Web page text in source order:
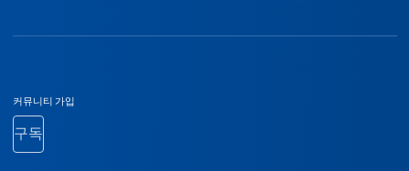
바닥글 탐색
커뮤니티 가입
구독